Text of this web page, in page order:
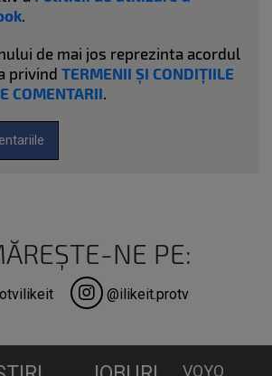
.
de mai jos reprezinta acordul
privind TERMENII ȘI CONDIȚIILE
COMENTARII.
NE PE:
@ilikeit.protv
VOYO